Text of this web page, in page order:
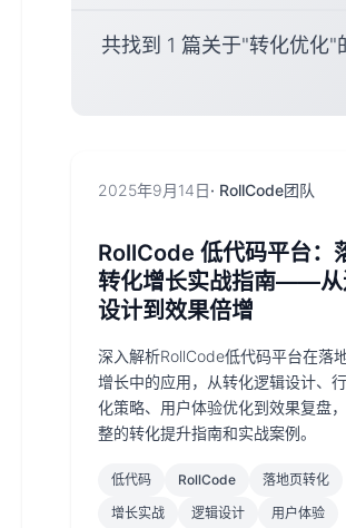
共找到 1 篇关于"转化优化"
2025年9月14日· RollCode团队
RollCode 低代码平台：
转化增长实战指南——从
设计到效果倍增
深入解析RollCode低代码平台在落
增长中的应用，从转化逻辑设计、
化策略、用户体验优化到效果复盘
整的转化提升指南和实战案例。
低代码 RollCode
落地页转化
增长实战
逻辑设计 用户体验